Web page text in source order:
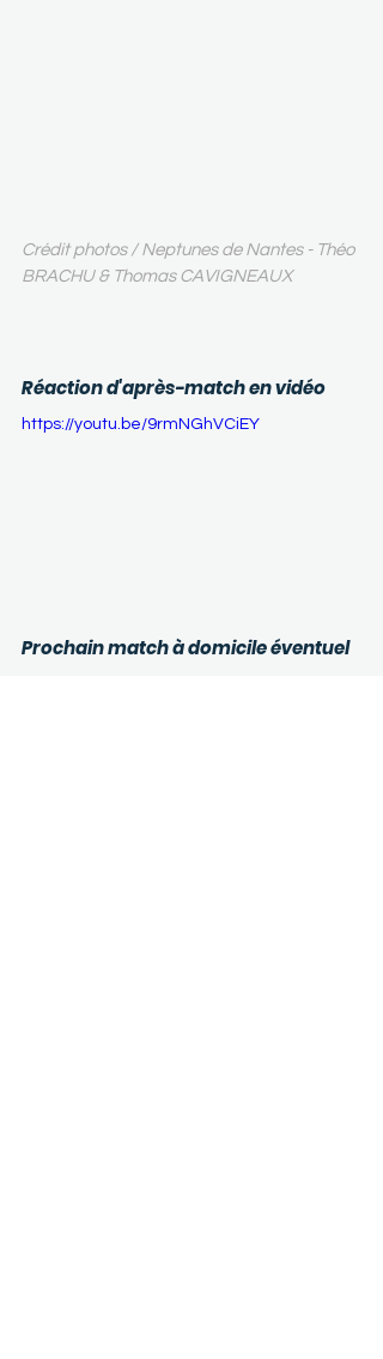
Crédit photos / Neptunes de Nantes - Théo
BRACHU & Thomas CAVIGNEAUX
Réaction d'après-match en vidéo
https://youtu.be/9rmNGhVCiEY
Prochain match à domicile éventuel